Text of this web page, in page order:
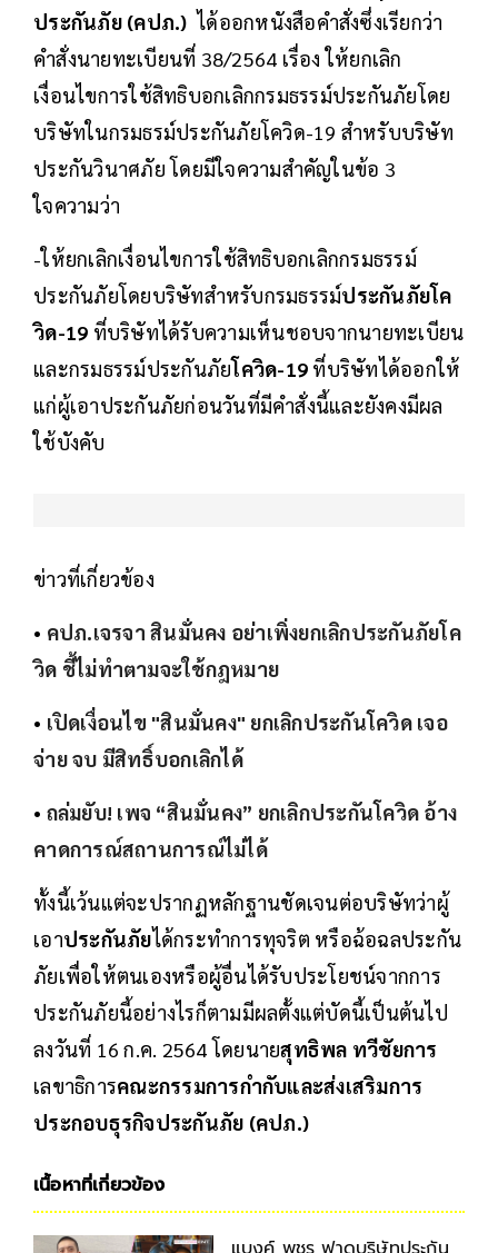
ประกันภัย (คปภ.) ได้ออกหนังสือคำสั่งซึ่งเรียกว่า
คำสั่งนายทะเบียนที่ 38/2564 เรื่อง ให้ยกเลิก
เงื่อนไขการใช้สิทธิบอกเลิกกรมธรรม์ประกันภัยโดย
บริษัทในกรมธรม์ประกันภัยโควิด-19 สำหรับบริษัท
ประกันวินาศภัย โดยมีใจความสำคัญในข้อ 3
ใจความว่า
-ให้ยกเลิกเงื่อนไขการใช้สิทธิบอกเลิกกรมธรรม์
ประกันภัยโดยบริษัทสำหรับกรมธรรม์ประกันภัยโค
วิด-19 ที่บริษัทได้รับความเห็นชอบจากนายทะเบียน
และกรมธรรม์ประกันภัยโควิด-19 ที่บริษัทได้ออกให้
แก่ผู้เอาประกันภัยก่อนวันที่มีคำสั่งนี้และยังคงมีผล
ใช้บังคับ
ข่าวที่เกี่ยวข้อง
• คปภ.เจรจา สินมั่นคง อย่าเพิ่งยกเลิกประกันภัยโค
วิด ชี้ไม่ทำตามจะใช้กฎหมาย
• เปิดเงื่อนไข "สินมั่นคง" ยกเลิกประกันโควิด เจอ
จ่าย จบ มีสิทธิ์บอกเลิกได้
• ถล่มยับ! เพจ “สินมั่นคง” ยกเลิกประกันโควิด อ้าง
คาดการณ์สถานการณ์ไม่ได้
ทั้งนี้เว้นแต่จะปรากฏหลักฐานชัดเจนต่อบริษัทว่าผู้
เอาประกันภัยได้กระทำการทุจริต หรือฉ้อฉลประกัน
ภัยเพื่อให้ตนเองหรือผู้อื่นได้รับประโยชน์จากการ
ประกันภัยนี้อย่างไรก็ตามมีผลตั้งแต่บัดนี้เป็นต้นไป
ลงวันที่ 16 ก.ค. 2564 โดยนายสุทธิพล ทวีชัยการ
เลขาธิการคณะกรรมการกำกับและส่งเสริมการ
ประกอบธุรกิจประกันภัย (คปภ.)
เนื้อหาที่เกี่ยวข้อง